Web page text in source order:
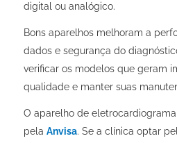
digital ou analógico.
Bons aparelhos melhoram a
dados e segurança do
verificar os modelos que geram
qualidade e manter suas
O aparelho de
pela Anvisa. Se a clínica optar